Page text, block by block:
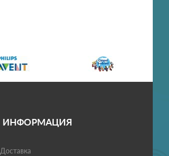
ИНФОРМАЦИЯ
Доставка